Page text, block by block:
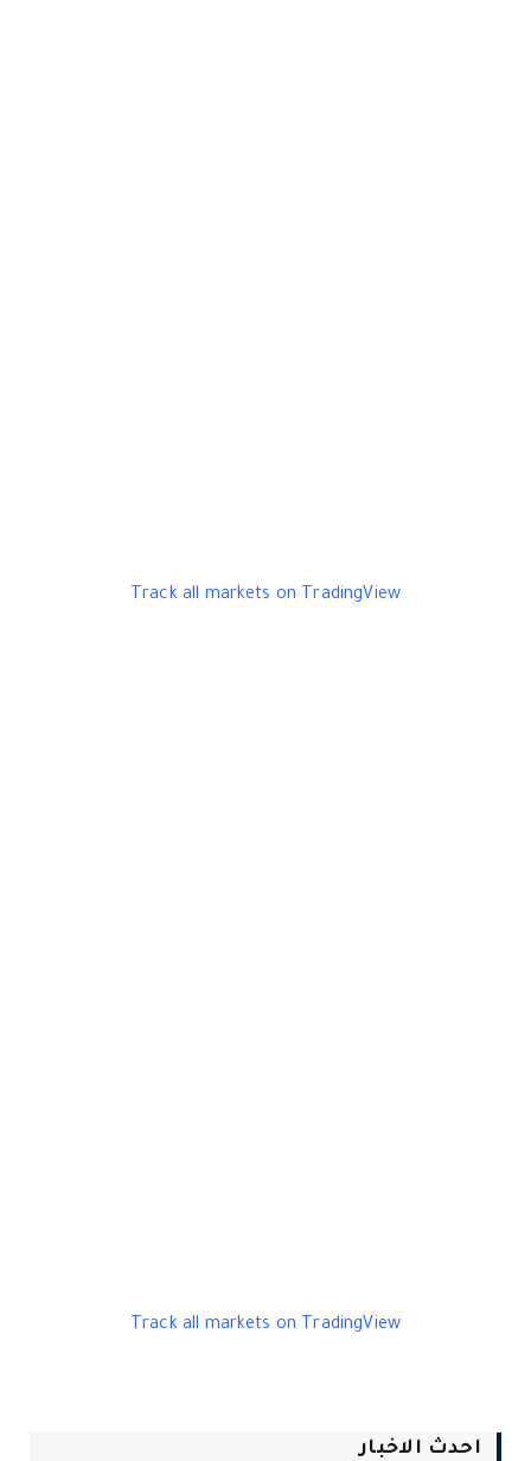
Track all markets on TradingView
Track all markets on TradingView
احدث الاخبار